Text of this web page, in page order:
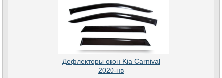
Дефлекторы окон Kia Carnival
2020-нв